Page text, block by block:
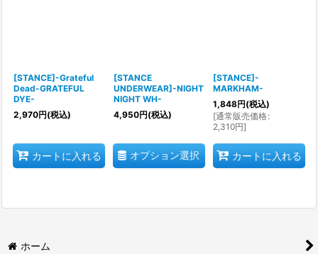
[STANCE]-Grateful
Dead-GRATEFUL
DYE-
2,970円(税込)
カートに入れる
[STANCE
UNDERWEAR]-NIGHT
NIGHT WH-
4,950円(税込)
オプション選択
[STANCE]-
MARKHAM-
1,848円(税込)
[通常販売価格:
2,310円]
カートに入れる
ホーム